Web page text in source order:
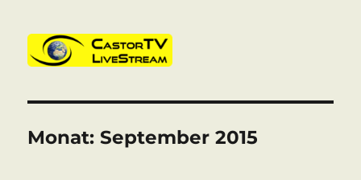
Monat:September 2015